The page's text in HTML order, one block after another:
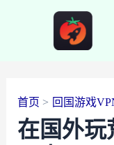
首页 回国游戏
在国外玩